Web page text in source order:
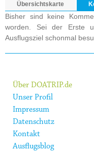
Übersichtskarte
Bisher sind keine
worden. Sei der Erste
Ausflugsziel schonmal
Über DOATRIP.de
Unser Profil
Impressum
Datenschutz
Kontakt
Ausflugsblog